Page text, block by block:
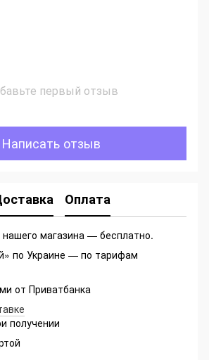
первый отзыв
Написать отзыв
Оплата
магазина — бесплатно.
по Украине — по тарифам
от Приватбанка
получении